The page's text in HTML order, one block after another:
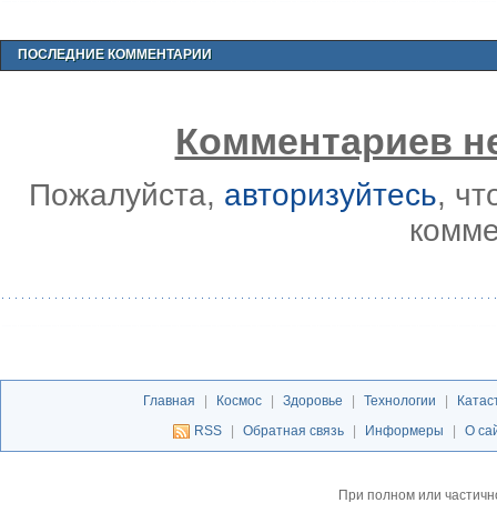
ПОСЛЕДНИЕ КОММЕНТАРИИ
Комментариев
Пожалуйста, авторизуйтесь,
Главная | Космос | Здоровье | Технологии |
RSS
| Обратная связь | Информеры | О
При полном или